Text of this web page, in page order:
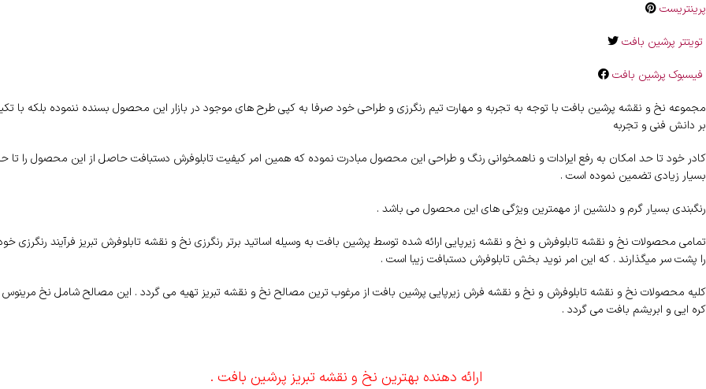
پرینتریست
تویتتر پرشین بافت
فیسبوک پرشین بافت
مجموعه نخ و نقشه پرشین بافت با توجه به تجربه و مهارت تیم رنگرزی و طراحی خود صرفا به کپی طرح های موجود در بازار این محصول بسنده ننموده بلکه با
بر دانش فنی و تجربه
کادر خود تا حد امکان به رفع ایرادات و ناهمخوانی رنگ و طراحی این محصول مبادرت نموده که همین امر کیفیت تابلوفرش دستبافت حاصل از این محصول را تا
بسیار زیادی تضمین نموده است .
رنگبندی بسیار گرم و دلنشین از مهمترین ویژگی های این محصول می باشد .
تمامی محصولات نخ و نقشه تابلوفرش و نخ و نقشه زیرپایی ارائه شده توسط پرشین بافت به وسیله اساتید برتر رنگرزی نخ و نقشه تابلوفرش تبریز فرآیند رنگرزی
را پشت سر میگذارند . که این امر نوید بخش تابلوفرش دستبافت زیبا است .
کلیه محصولات نخ و نقشه تابلوفرش و نخ و نقشه فرش زیرپایی پرشین بافت از مرغوب ترین مصالح نخ و نقشه تبریز تهیه می گردد . این مصالح شامل نخ مرینوس
کره ایی و ابریشم بافت می گردد .
ارائه دهنده بهترین نخ و نقشه تبریز پرشین بافت .